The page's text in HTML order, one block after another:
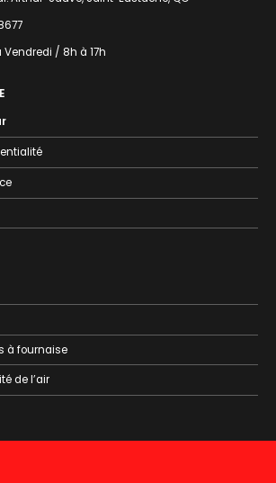
Vendredi / 8h à 17h
à fournaise
de l’air